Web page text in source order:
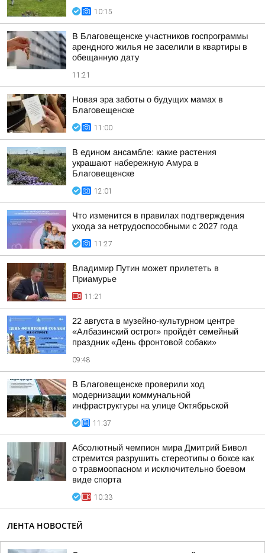
10:15
В Благовещенске участников госпрограммы
арендного жилья не заселили в квартиры в
обещанную дату
11:21
Новая эра заботы о будущих мамах в
Благовещенске
11:00
В едином ансамбле: какие растения
украшают набережную Амура в
Благовещенске
12:01
Что изменится в правилах подтверждения
ухода за нетрудоспособными с 2027 года
11:27
Владимир Путин может прилететь в
Приамурье
11:21
22 августа в музейно-культурном центре
«Албазинский острог» пройдёт семейный
праздник «День фронтовой собаки»
09:48
В Благовещенске проверили ход
модернизации коммунальной
инфраструктуры на улице Октябрьской
11:37
Абсолютный чемпион мира Дмитрий Бивол
стремится разрушить стереотипы о боксе как
о травмоопасном и исключительно боевом
виде спорта
10:33
ЛЕНТА НОВОСТЕЙ